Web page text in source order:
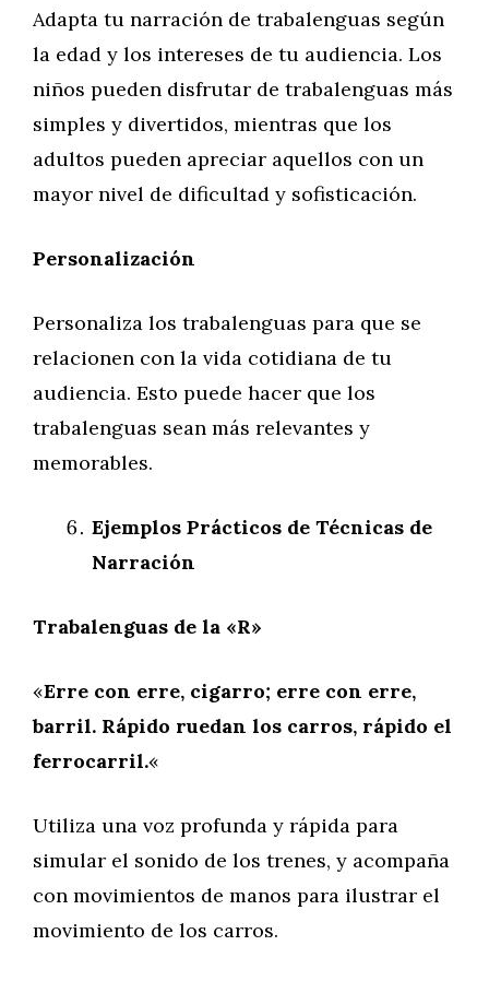
Adapta tu narración de trabalenguas según
la edad y los intereses de tu audiencia. Los
niños pueden disfrutar de trabalenguas más
simples y divertidos, mientras que los
adultos pueden apreciar aquellos con un
mayor nivel de dificultad y sofisticación.
Personalización
Personaliza los trabalenguas para que se
relacionen con la vida cotidiana de tu
audiencia. Esto puede hacer que los
trabalenguas sean más relevantes y
memorables.
Ejemplos Prácticos de Técnicas de
Narración
Trabalenguas de la «R»
«Erre con erre, cigarro; erre con erre,
barril. Rápido ruedan los carros, rápido el
ferrocarril.«
Utiliza una voz profunda y rápida para
simular el sonido de los trenes, y acompaña
con movimientos de manos para ilustrar el
movimiento de los carros.